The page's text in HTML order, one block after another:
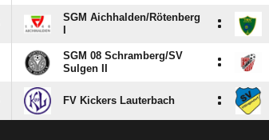
SGM Aichhalden/​Rötenberg
:
SGM 08 Schramberg/​SV
Sulgen II
:
FV Kickers Lauterbach :